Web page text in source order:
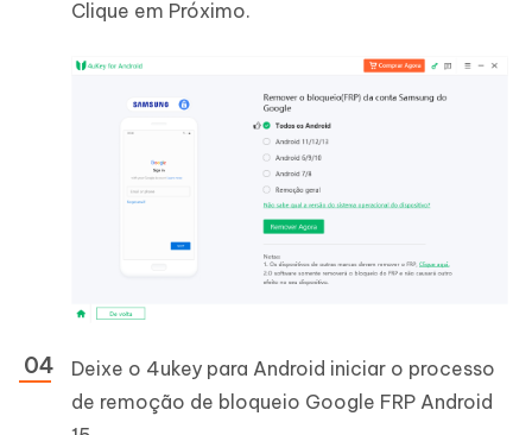
Clique em Próximo.
Deixe o 4ukey para Android iniciar o processo
de remoção de bloqueio Google FRP Android